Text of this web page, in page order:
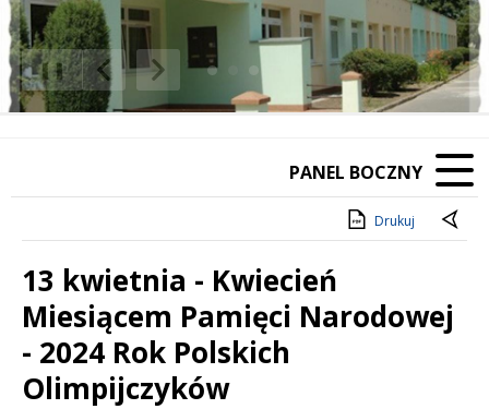
Poprzedni Element
Następny Element
❚❚
PANEL BOCZNY
Drukuj
13 kwietnia - Kwiecień
Miesiącem Pamięci Narodowej
- 2024 Rok Polskich
Olimpijczyków